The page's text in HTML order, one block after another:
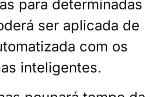
para determinadas
ser aplicada de
com os
inteligentes.